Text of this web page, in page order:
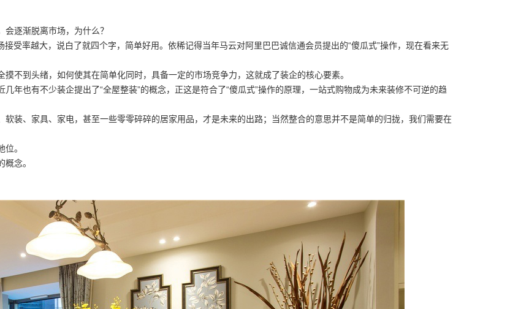
逐渐脱离市场，为什么？
受率越大，说白了就四个字，简单好用。依稀记得当年马云对阿里巴巴诚信通会员提出的“傻瓜式”操作，现在看来无
不到头绪，如何使其在简单化同时，具备一定的市场竞争力，这就成了装企的核心要素。
年也有不少装企提出了“全屋整装”的概念，正这是符合了“傻瓜式”操作的原理，一站式购物成为未来装修不可逆的趋
装、家具、家电，甚至一些零零碎碎的居家用品，才是未来的出路；当然整合的意思并不是简单的归拢，我们需要在
。
念。